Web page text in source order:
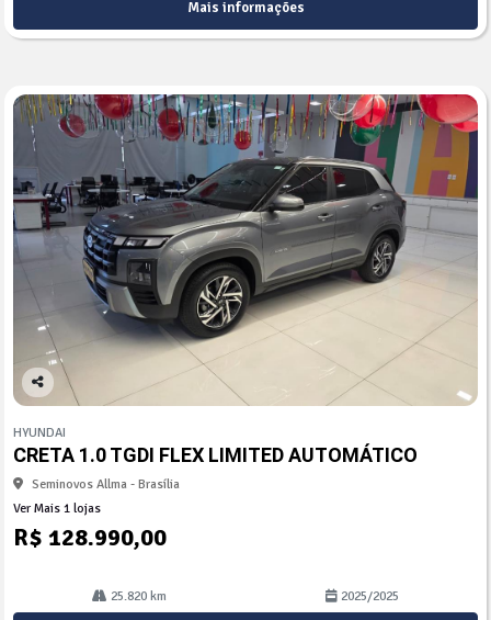
Mais informações
Co
arti
lhe
HYUNDAI
CRETA 1.0 TGDI FLEX LIMITED AUTOMÁTICO
Seminovos Allma - Brasília
Ver Mais 1 lojas
R$ 128.990,00
25.820 km 2025/2025